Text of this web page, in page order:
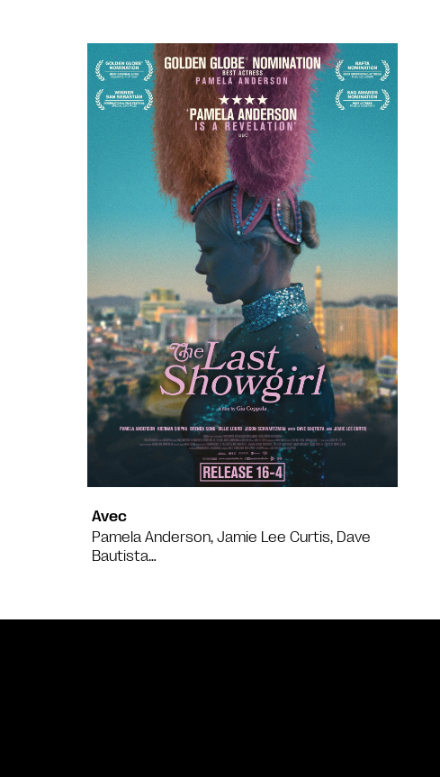
Avec
Pamela Anderson, Jamie Lee Curtis, Dave
Bautista…